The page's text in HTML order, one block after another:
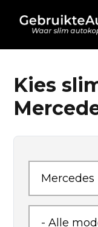
HOME
AUTO KOPEN
BLOG
WIE ZIJN WIJ
Kies